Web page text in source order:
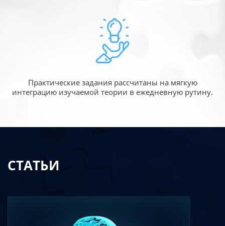
Практические задания рассчитаны на мягкую
интеграцию изучаемой теории в ежедневную рутину.
СТАТЬИ